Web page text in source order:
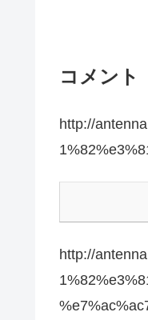
コメント
http://
http://